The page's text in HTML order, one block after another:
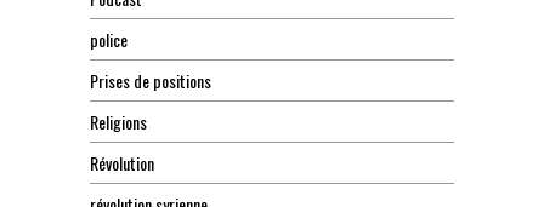
police
Prises de positions
Religions
Révolution